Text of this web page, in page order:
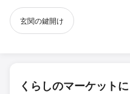
玄関の鍵開け
くらしのマーケットに